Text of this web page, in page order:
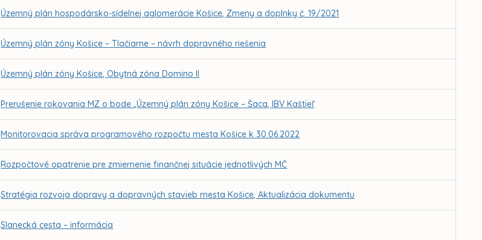
Územný plán hospodársko-sídelnej aglomerácie Košice, Zmeny a doplnky č. 19/2021
Územný plán zóny Košice – Tlačiarne – návrh dopravného riešenia
Územný plán zóny Košice, Obytná zóna Domino II
Prerušenie rokovania MZ o bode „Územný plán zóny Košice – Šaca, IBV Kaštieľ
Monitorovacia správa programového rozpočtu mesta Košice k 30.06.2022
Rozpočtové opatrenie pre zmiernenie finančnej situácie jednotlivých MČ
Stratégia rozvoja dopravy a dopravných stavieb mesta Košice, Aktualizácia dokumentu
Slanecká cesta – informácia